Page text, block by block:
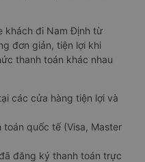
khách đi Nam Định từ
đơn giản, tiện lợi khi
thanh toán khác nhau
các cửa hàng tiện lợi và
quốc tế (Visa, Master
đăng ký thanh toán trực